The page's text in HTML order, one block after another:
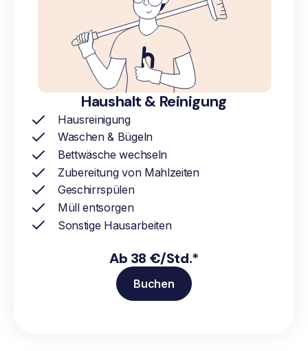
Haushalt & Reinigung
Hausreinigung
Waschen & Bügeln
Bettwäsche wechseln
Zubereitung von Mahlzeiten
Geschirrspülen
Müll entsorgen
Sonstige Hausarbeiten
Ab 38 €/Std.*
Buchen